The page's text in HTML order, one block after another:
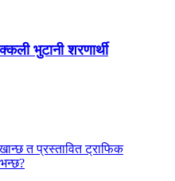
भुटानी शरणार्थी